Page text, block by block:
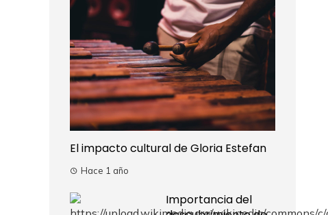
El impacto cultural de Gloria Estefan
Hace 1 año
Importancia del